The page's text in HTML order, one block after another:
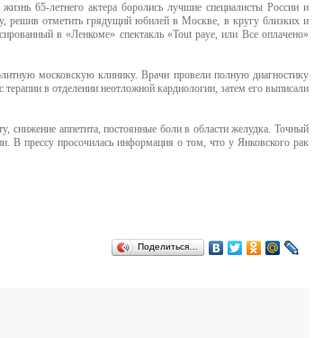
65-летнего актера боролись лучшие специалисты России и
решив отметить грядущий юбилей в Москве, в кругу близких и
в «Ленкоме» спектакль «Tout payе, или Все оплачено»
московскую клинику. Врачи провели полную диагностику
в отделении неотложной кардиологии, затем его выписали
снижение аппетита, постоянные боли в области желудка. Точный
В прессу просочилась информация о том, что у Янковского рак
Поделиться…